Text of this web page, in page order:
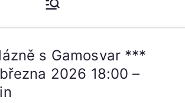
s Gamosvar ***
2026 18:00 –